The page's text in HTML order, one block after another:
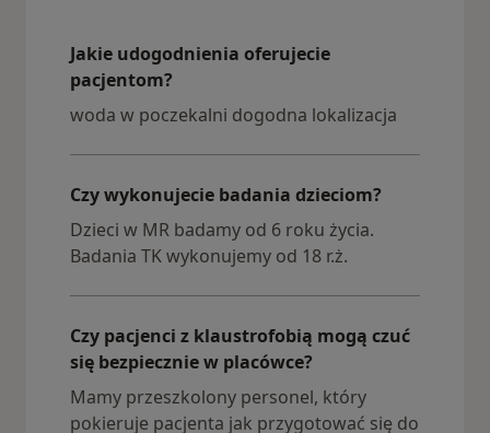
Jakie udogodnienia oferujecie
pacjentom?
woda w poczekalni dogodna lokalizacja
Czy wykonujecie badania dzieciom?
Dzieci w MR badamy od 6 roku życia.
Badania TK wykonujemy od 18 r.ż.
Czy pacjenci z klaustrofobią mogą czuć
się bezpiecznie w placówce?
Mamy przeszkolony personel, który
pokieruje pacjenta jak przygotować się do